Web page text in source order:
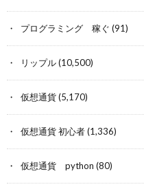
プログラミング 稼ぐ (91)
リップル(10,500)
仮想通貨(5,170)
仮想通貨 初心者(1,336)
仮想通貨 python (80)